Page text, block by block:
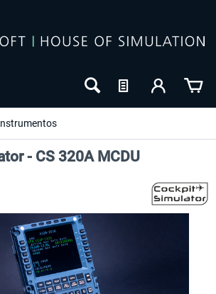
- CS 320A MCDU